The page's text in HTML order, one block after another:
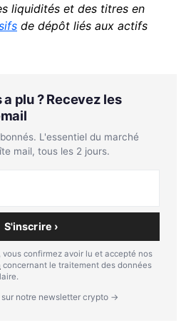
liquidités et des titres en
de dépôt liés aux actifs
plu ? Recevez les
L'essentiel du marché
mail, tous les 2 jours.
S'inscrire ›
vous confirmez avoir lu et accepté nos
concernant le traitement des données
sur notre newsletter crypto →